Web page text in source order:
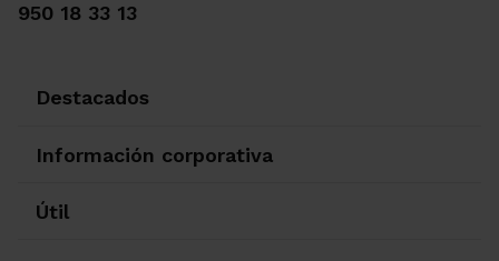
950 18 33 13
Destacados
Información corporativa
Útil